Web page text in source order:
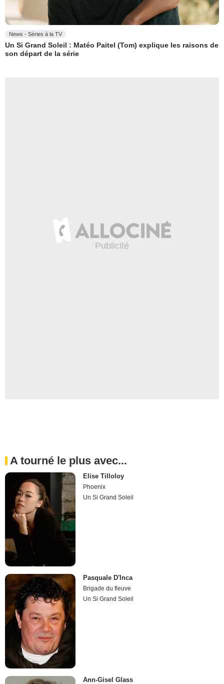
News - Séries à la TV
Un Si Grand Soleil : Matéo Paitel (Tom) explique les raisons de
son départ de la série
A tourné le plus avec...
Elise Tilloloy
Phoenix
Un Si Grand Soleil
Pasquale D'Inca
Brigade du fleuve
Un Si Grand Soleil
Ann-Gisel Glass